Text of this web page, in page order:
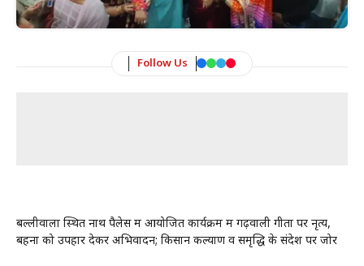
Follow Us
बल्लीवाला स्थित नाथ पैलेस में आयोजित कार्यक्रम में गढ़वाली गीतों पर नृत्य,
बहनों को उपहार देकर अभिवादन; किसान कल्याण व समृद्धि के संदेश पर जोर